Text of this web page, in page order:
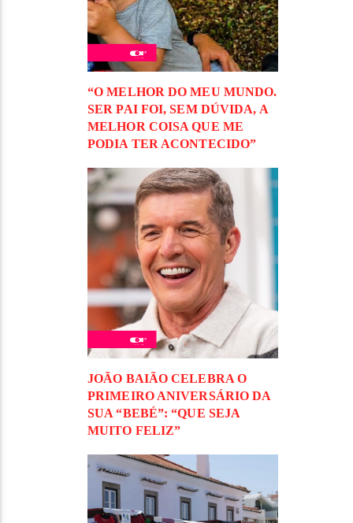
“O MELHOR DO MEU MUNDO.
SER PAI FOI, SEM DÚVIDA, A
MELHOR COISA QUE ME
PODIA TER ACONTECIDO”
JOÃO BAIÃO CELEBRA O
PRIMEIRO ANIVERSÁRIO DA
SUA “BEBÉ”: “QUE SEJA
MUITO FELIZ”